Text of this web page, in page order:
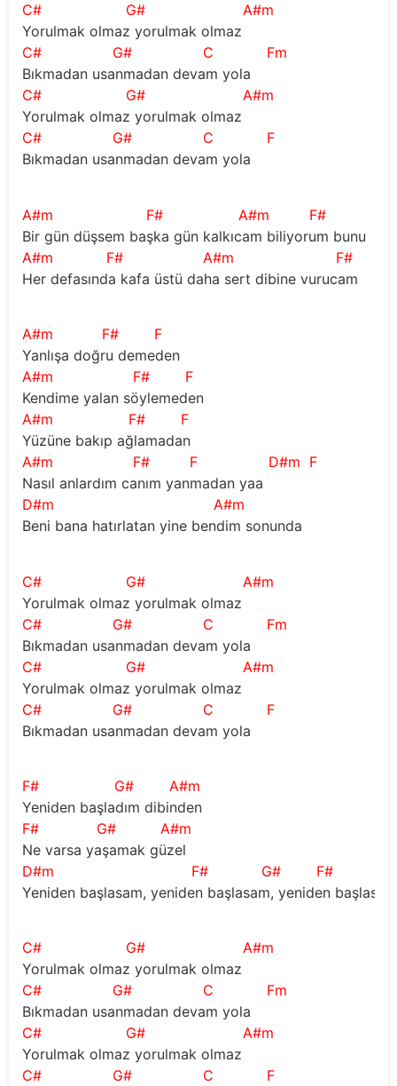
C# G#
A#m
Yorulmak olmaz yorulmak olmaz
C#
G# C
Fm
Bıkmadan usanmadan devam yola
C#
G#
A#m
Yorulmak olmaz yorulmak olmaz
C#
G# C
F
Bıkmadan usanmadan devam yola
A#m F# A#m
F#
Bir gün düşsem başka gün kalkıcam biliyorum bunu
A#m
F# A#m
F#
Her defasında kafa üstü daha sert dibine vurucam
A#m F#
F
Yanlışa doğru demeden
A#m
F#
F
Kendime yalan söylemeden
A#m
F#
F
Yüzüne bakıp ağlamadan
A#m
F# F D#m F
Nasıl anlardım canım yanmadan yaa
D#m
A#m
Beni bana hatırlatan yine bendim sonunda
C# G#
A#m
Yorulmak olmaz yorulmak olmaz
C#
G# C
Fm
Bıkmadan usanmadan devam yola
C#
G#
A#m
Yorulmak olmaz yorulmak olmaz
C#
G# C
F
Bıkmadan usanmadan devam yola
F# G#
A#m
Yeniden başladım dibinden
F#
G#
A#m
Ne varsa yaşamak güzel
D#m
F# G# F#
Yeniden başlasam, yeniden başlasam, yeniden
C# G#
A#m
Yorulmak olmaz yorulmak olmaz
C#
G# C
Fm
Bıkmadan usanmadan devam yola
C#
G#
A#m
Yorulmak olmaz yorulmak olmaz
C#
G# C F